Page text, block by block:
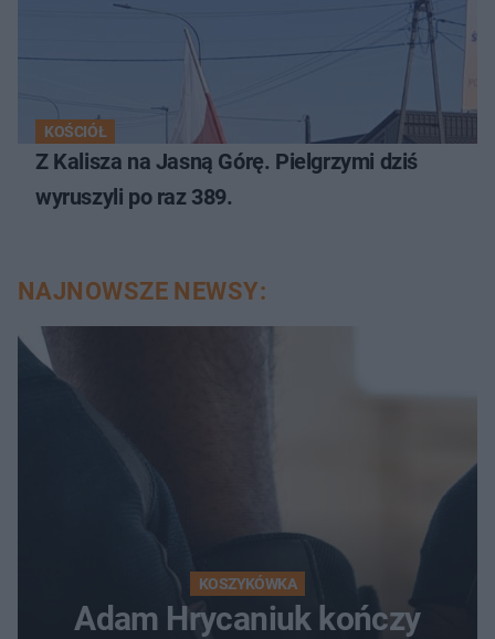
KOŚCIÓŁ
Z Kalisza na Jasną Górę. Pielgrzymi dziś
wyruszyli po raz 389.
NAJNOWSZE NEWSY:
KOSZYKÓWKA
Adam Hrycaniuk kończy